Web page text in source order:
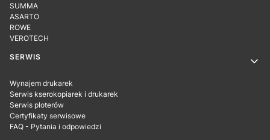
SUMMA
ASARTO
ROWE
VEROTECH
SERWIS
Wynajem drukarek
Serwis kserokopiarek i drukarek
Serwis ploterów
Certyfikaty serwisowe
FAQ - Pytania i odpowiedzi